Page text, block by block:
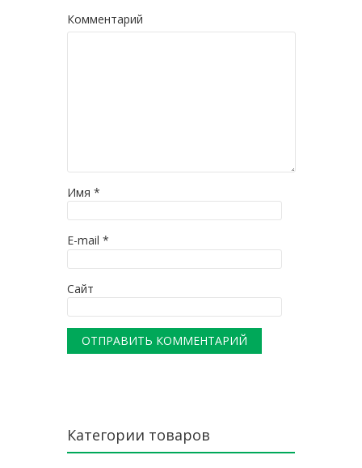
Комментарий
Имя *
E-mail *
Сайт
Категории товаров